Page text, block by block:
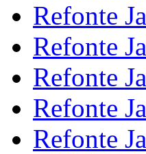
Refonte
Refonte
Refonte
Refonte
Refonte